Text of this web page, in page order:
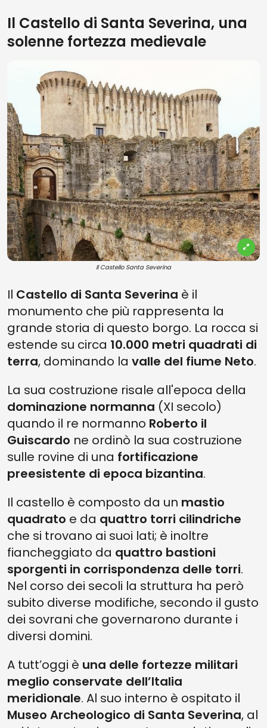
Il Castello di Santa Severina, una
solenne fortezza medievale
Il Castello Santa Severina
Il Castello di Santa Severina è il
monumento che più rappresenta la
grande storia di questo borgo. La rocca si
estende su circa 10.000 metri quadrati di
terra, dominando la valle del fiume Neto.
La sua costruzione risale all'epoca della
dominazione normanna (XI secolo)
quando il re normanno Roberto il
Guiscardo ne ordinò la sua costruzione
sulle rovine di una fortificazione
preesistente di epoca bizantina.
Il castello è composto da un mastio
quadrato e da quattro torri cilindriche
che si trovano ai suoi lati; è inoltre
fiancheggiato da quattro bastioni
sporgenti in corrispondenza delle torri.
Nel corso dei secoli la struttura ha però
subito diverse modifiche, secondo il gusto
dei sovrani che governarono durante i
diversi domini.
A tutt’oggi è una delle fortezze militari
meglio conservate dell’Italia
meridionale. Al suo interno è ospitato il
Museo Archeologico di Santa Severina, al